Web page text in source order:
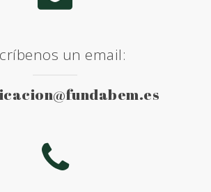
un email: